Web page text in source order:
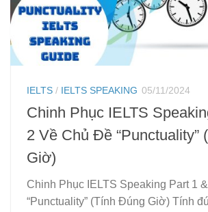
IELTS / IELTS SPEAKING 05/11/2024
Chinh Phục IELTS
2 Về Chủ Đề “Punctuality”
Giờ)
Chinh Phục IELTS Speaking Part 1
“Punctuality” (Tính Đúng Giờ) Tính